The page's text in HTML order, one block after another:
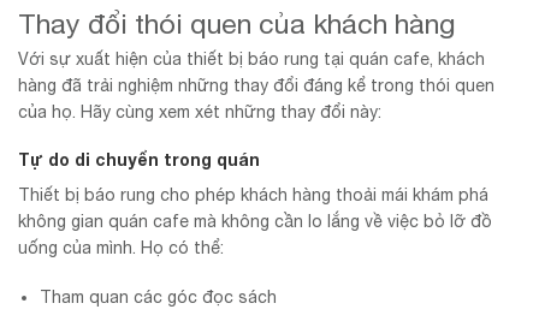
Thay đổi thói quen của khách hàng
Với sự xuất hiện của thiết bị báo rung tại quán cafe, khách
hàng đã trải nghiệm những thay đổi đáng kể trong thói quen
của họ. Hãy cùng xem xét những thay đổi này:
Tự do di chuyển trong quán
Thiết bị báo rung cho phép khách hàng thoải mái khám phá
không gian quán cafe mà không cần lo lắng về việc bỏ lỡ đồ
uống của mình. Họ có thể:
Tham quan các góc đọc sách